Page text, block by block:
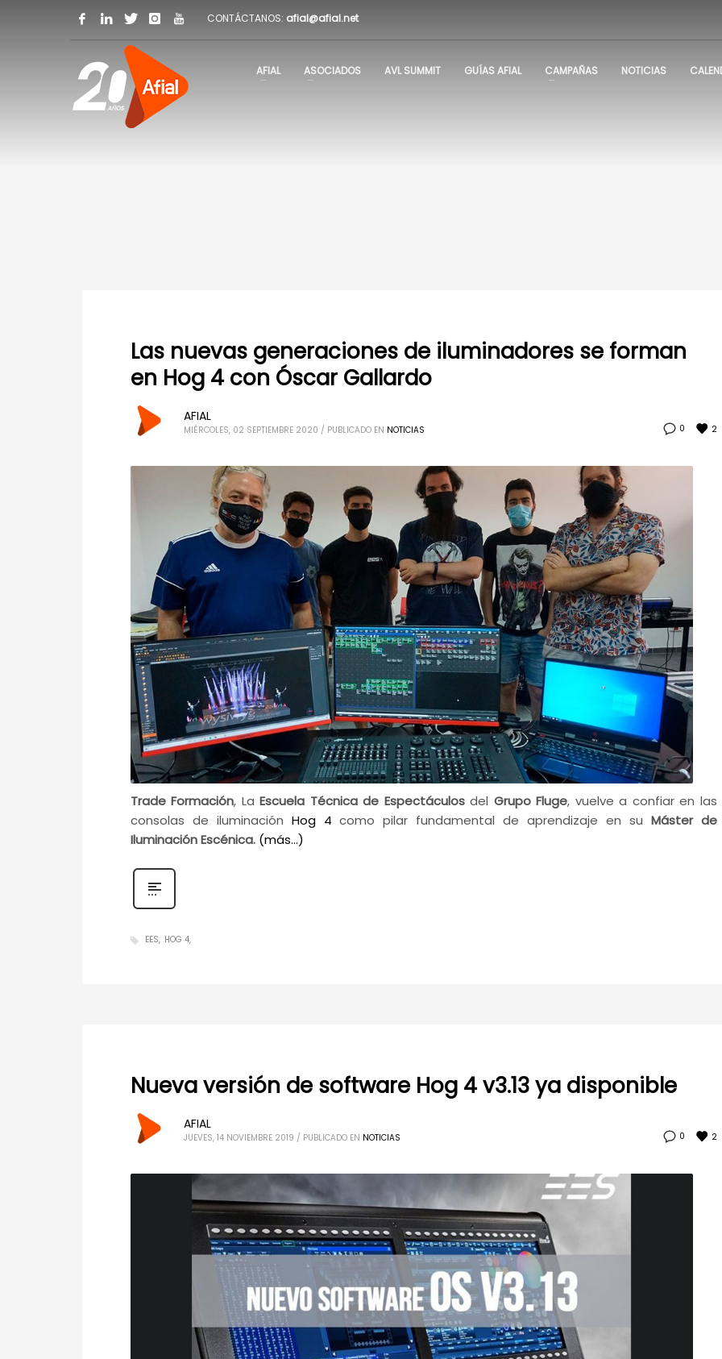
CONTÁCTANOS: afial@afial.net
AFIAL ASOCIADOS AVL SUMMIT GUÍAS AFIAL CAMPAÑAS NOTICIAS
Las nuevas generaciones de iluminadores se forman
en Hog 4 con Óscar Gallardo
0 2
AFIAL
MIÉRCOLES, 02 SEPTIEMBRE 2020 / PUBLICADO EN NOTICIAS
Trade Formación, LaEscuela Técnica de Espectáculosdel Grupo Fluge, vuelve a confiar en las
consolas de iluminación Hog 4 como pilar fundamental de aprendizaje en su Máster de
Iluminación Escénica. (más…)
EES HOG 4
Nueva versión de software Hog 4 v3.13 ya disponible
0 2
AFIAL
JUEVES, 14 NOVIEMBRE 2019 / PUBLICADO EN NOTICIAS